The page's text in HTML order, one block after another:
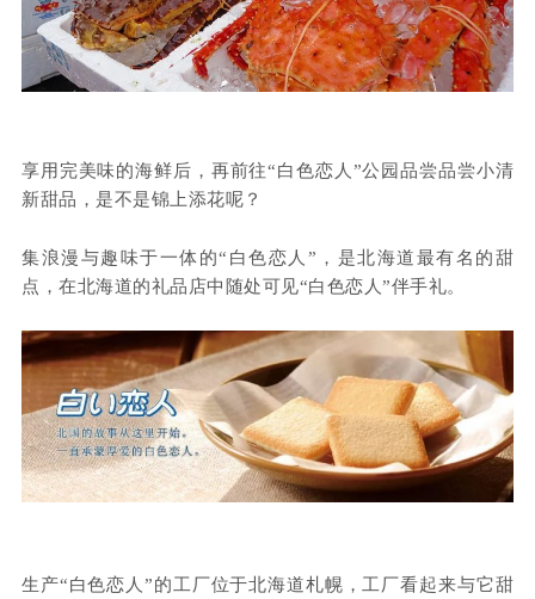
享用完美味的海鲜后，再前往“白色恋人”公园品尝品尝小清
新甜品，是不是锦上添花呢？
集浪漫与趣味于一体的“白色恋人”，是北海道最有名的甜
点，在北海道的礼品店中随处可见“白色恋人”伴手礼。
生产“白色恋人”的工厂位于北海道札幌，工厂看起来与它甜